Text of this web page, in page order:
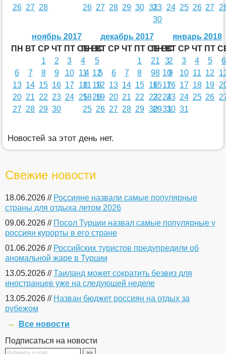
26 27 28
26 27 28 29 30 3123 24 25 26 27
30
ноябрь 2017
ПН ВТ СР ЧТ ПТ СБ ВС
1
2 3 4
5
6
7 8 9 10 11
12
13 14 15 16 17 18
19
20 21 22 23 24 25
26
27 28 29 30
декабрь 2017
ПН ВТ СР ЧТ ПТ СБ ВС
1
2
3
4
5 6 7 8 9
10
11 12 13 14 15 16
17
18 19 20 21 22 23
24
25 26 27 28 29 30 31
январь 2018
ПН ВТ СР ЧТ ПТ
1
2 3 4 5
6
8
9 10 11 12
15 16 17 18 19
22 23 24 25 26
29 30 31
Новостей за этот день нет.
Свежие новости
18.06.2026 // Россияне назвали самые популярные
страны для отдыха летом 2026
09.06.2026 // Посол Турции назвал самые популярные у
россиян курорты в его стране
01.06.2026 // Российских туристов предупредили об
аномальной жаре в Турции
13.05.2026 //Таиланд может сократить безвиз для
иностранцев уже на следующей неделе
13.05.2026 // Назван бюджет россиян на отдых за
рубежом
Все новости
Подписаться на новости